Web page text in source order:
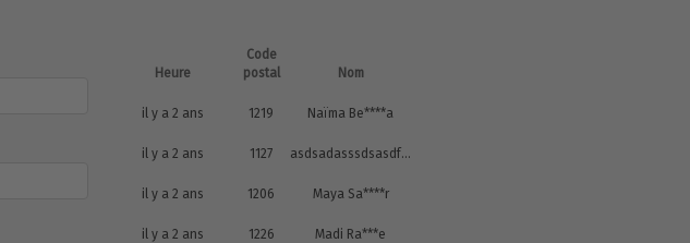
Heure
Code
postal
Nom
il y a 2 ans 1219 Naïma Be****a
il y a 2 ans 1127 asdsadasssdsasdfq as*********d
il y a 2 ans 1206 Maya Sa****r
il y a 2 ans 1226 Madi Ra***e